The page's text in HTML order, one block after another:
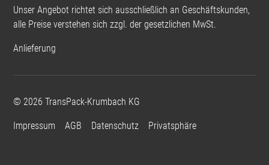
Unser Angebot richtet sich ausschließlich an Geschäftskunden,
alle Preise verstehen sich zzgl. der gesetzlichen MwSt.
Anlieferung
© 2026 TransPack-Krumbach KG
Impressum AGB Datenschutz Privatsphäre